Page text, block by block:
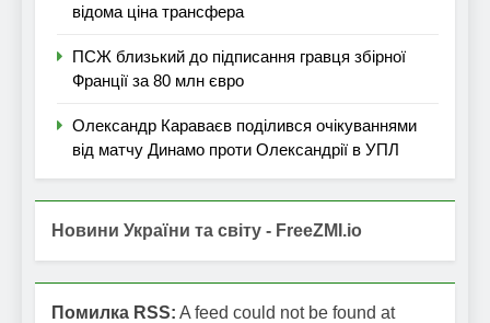
відома ціна трансфера
ПСЖ близький до підписання гравця збірної
Франції за 80 млн євро
Олександр Караваєв поділився очікуваннями
від матчу Динамо проти Олександрії в УПЛ
Новини України та світу - FreeZMI.io
Помилка RSS: A feed could not be found at